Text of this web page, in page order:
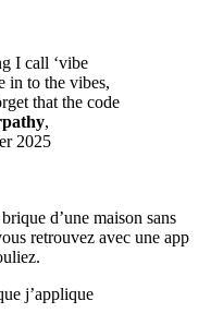
I call ‘vibe
in to the vibes,
that the code
,
2025
d’une maison sans
retrouvez avec une app
j’applique